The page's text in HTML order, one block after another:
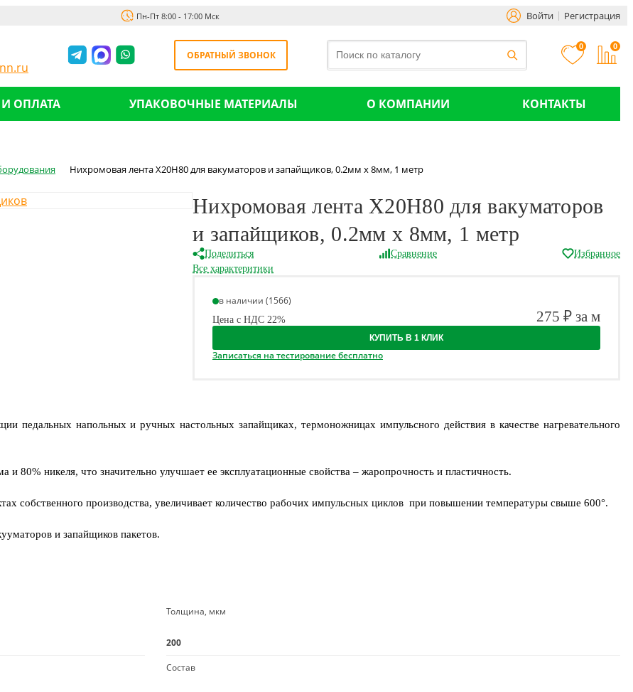
Пн-Пт 8:00 - 17:00 Мск Войти Регистрация
ОБРАТНЫЙ ЗВОНОК
0 0
ОПЛАТА УПАКОВОЧНЫЕ МАТЕРИАЛЫ О КОМПАНИИ КОНТАКТЫ
Нихромовая лента Х20Н80 для вакуматоров и запайщиков, 0.2мм х 8мм, 1 метр
Нихромовая лента Х20Н80 для вакуматоров
и запайщиков, 0.2мм х 8мм, 1 метр
Поделиться Сравнение
Избранное
Все характеритики
в наличии (1566)
Цена с НДС 22% 275 ₽ за м
КУПИТЬ В 1 КЛИК
Записаться на тестирование бесплатно
педальных напольных и ручных настольных запайщиках, термоножницах импульсного действия в качестве нагревательного
80% никеля, что значительно улучшает ее эксплуатационные свойства – жаропрочность и пластичность.
собственного производства, увеличивает количество рабочих импульсных циклов при повышении температуры свыше 600°.
и запайщиков пакетов.
Толщина, мкм
200
Состав